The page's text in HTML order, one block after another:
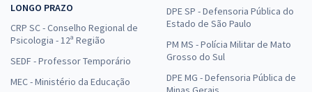
LONGO PRAZO
CRP SC - Conselho Regional de
Psicologia - 12ª Região
SEDF - Professor Temporário
MEC - Ministério da Educação
DPE SP - Defensoria Pública do
Estado de São Paulo
PM MS - Polícia Militar de Mato
Grosso do Sul
DPE MG - Defensoria Pública de